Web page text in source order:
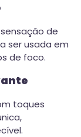
de
ser usada em
de foco.
toques